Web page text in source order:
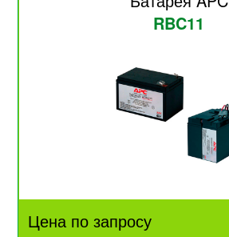
RBC11
Цена по запросу